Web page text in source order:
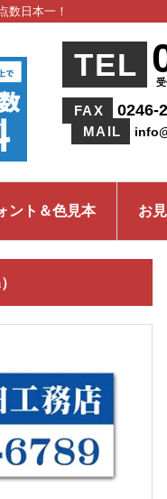
数日本一！
TEL
FAX 0246-
MAIL
ント＆色見本 お